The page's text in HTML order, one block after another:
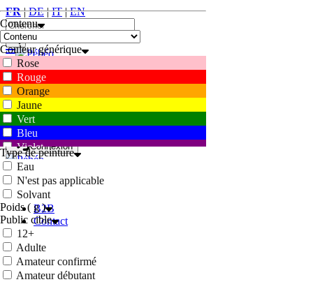
FR|DE|IT|EN
0
FR|DE
0
Connexion
Accueil
Conditions
B2B
Contact
Contenu
Couleur générique
Rose
Rouge
Orange
Jaune
Vert
Bleu
Violet
Marron
Blanc
Gris
Noir
Type de peinture
Eau
N'est pas applicable
Solvant
Poids ( g )
Public cible
12+
Adulte
Amateur confirmé
Amateur débutant